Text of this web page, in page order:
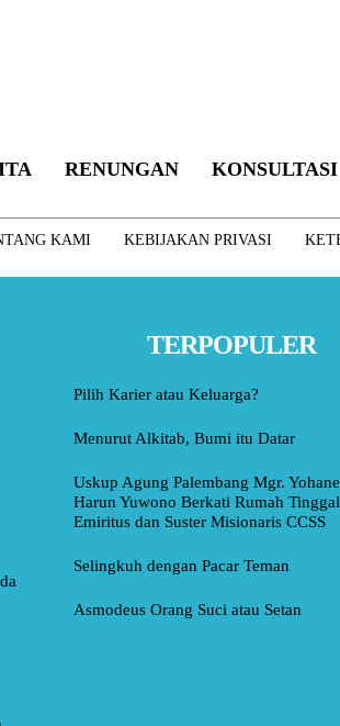
RENUNGAN KONSULTASI
KAMI KEBIJAKAN PRIVASI
TERPOPULER
Pilih Karier atau Keluarga?
Menurut Alkitab, Bumi itu Datar
Uskup Agung Palembang Mgr.
Harun Yuwono Berkati Rumah
Emiritus dan Suster Misionaris CCSS
Selingkuh dengan Pacar Teman
Asmodeus Orang Suci atau Setan